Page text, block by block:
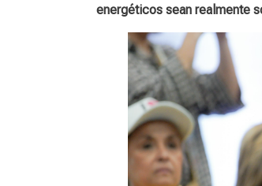
energéticos sean realmente